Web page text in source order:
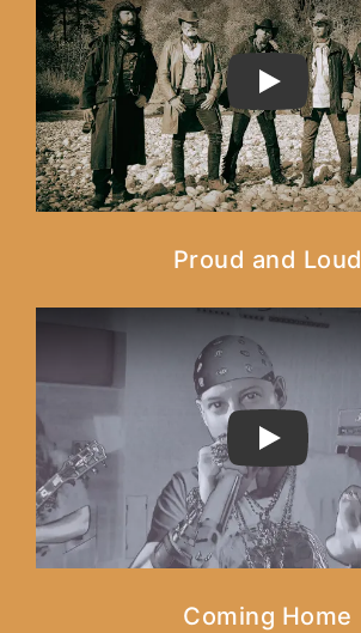
Proud and Loud
Coming Home